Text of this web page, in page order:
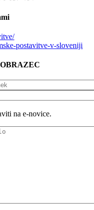
postavitve-v-sloveniji
OBRAZEC
na e-novice.